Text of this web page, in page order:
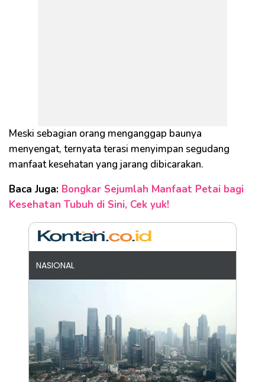
Meski sebagian orang menganggap baunya
menyengat, ternyata terasi menyimpan segudang
manfaat kesehatan yang jarang dibicarakan.
Baca Juga: Bongkar Sejumlah Manfaat Petai bagi
Kesehatan Tubuh di Sini, Cek yuk!
NASIONAL